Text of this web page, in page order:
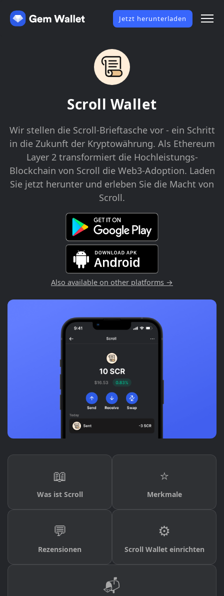
Jetzt herunterladen
Scroll Wallet
Wir stellen die Scroll-Brieftasche vor - ein Schritt
in die Zukunft der Kryptowährung. Als Ethereum
Layer 2 transformiert die Hochleistungs-
Blockchain von Scroll die Web3-Adoption. Laden
Sie jetzt herunter und erleben Sie die Macht von
Scroll.
Also available on other platforms →
📖
Was ist Scroll
⭐
Merkmale
💬
Rezensionen
⚙️
Scroll Wallet einrichten
📬